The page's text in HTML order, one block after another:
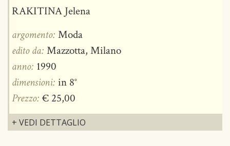
RAKITINA Jelena
argomento: Moda
edito da: Mazzotta, Milano
anno: 1990
dimensioni: in 8°
Prezzo: € 25,00
+ VEDI DETTAGLIO